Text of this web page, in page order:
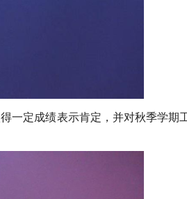
一定成绩表示肯定，并对秋季学期